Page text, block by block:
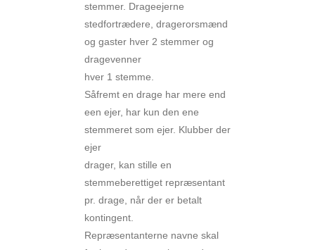
stemmer. Drageejerne
stedfortrædere, dragerorsmænd
og gaster hver 2 stemmer og
dragevenner
hver 1 stemme.
Såfremt en drage har mere end
een ejer, har kun den ene
stemmeret som ejer. Klubber der
ejer
drager, kan stille en
stemmeberettiget repræsentant
pr. drage, når der er betalt
kontingent.
Repræsentanterne navne skal